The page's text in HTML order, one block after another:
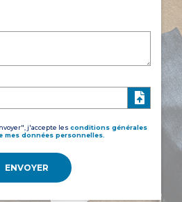
j'accepte les conditions générales
données personnelles.
ENVOYER